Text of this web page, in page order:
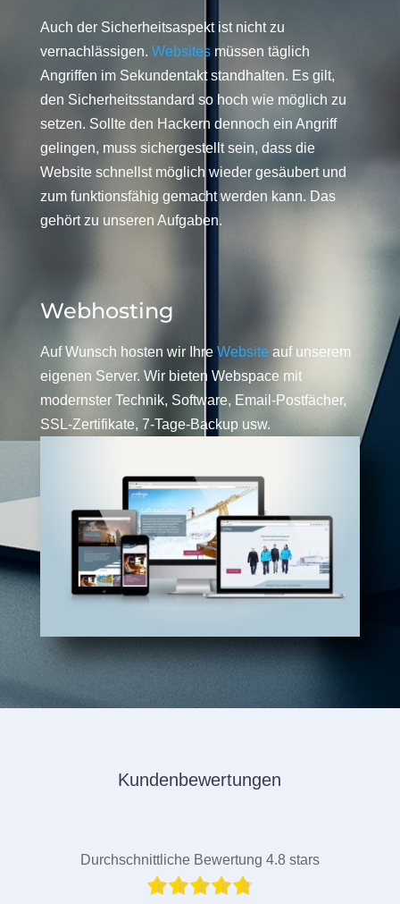
Auch der Sicherheitsaspekt ist nicht zu
vernachlässigen. Websitesmüssen täglich
Angriffen im Sekundentakt standhalten. Es gilt,
den Sicherheitsstandard so hoch wie möglich zu
setzen. Sollte den Hackern dennoch ein Angriff
gelingen, muss sichergestellt sein, dass die
Website schnellst möglich wieder gesäubert und
zum funktionsfähig gemacht werden kann. Das
gehört zu unseren Aufgaben.
Webhosting
Auf Wunsch hosten wir Ihre Website auf unserem
eigenen Server. Wir bieten Webspace mit
modernster Technik, Software, Email-Postfächer,
SSL-Zertifikate, 7-Tage-Backup usw.
Kundenbewertungen
Durchschnittliche Bewertung 4.8 stars